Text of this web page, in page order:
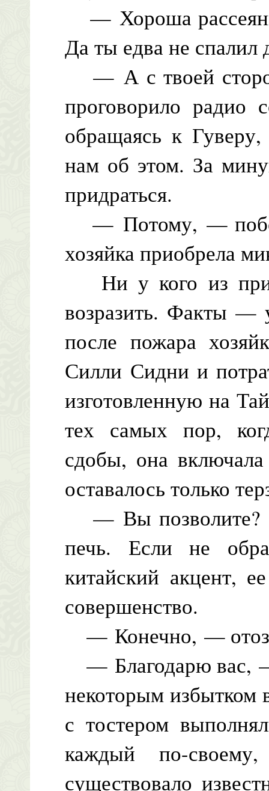
— Хороша
Да ты едва не спалил
— А с твоей
проговорило радио
обращаясь к
нам об этом. За
придраться.
— Потому, —
хозяйка приобрела
Ни у кого из
возразить. Факты —
после пожара
Силли Сидни и
изготовленную на
тех самых пор,
сдобы, она
оставалось только
— Вы позволите?
печь. Если не
китайский акцент,
совершенство.
— Конечно, —
— Благодарю вас, —
некоторым избытком
с тостером
каждый по-
существовало